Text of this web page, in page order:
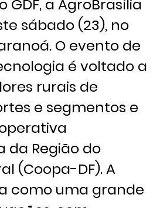
GDF, a AgroBrasília
sábado (23), no
O evento de
é voltado a
rurais de
e segmentos e
da Região do
(Coopa-DF). A
como uma grande